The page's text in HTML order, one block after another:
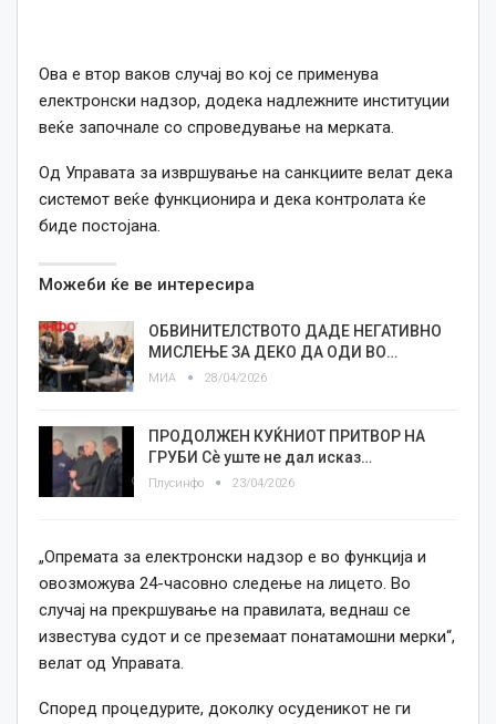
Ова е втор ваков случај во кој се применува
електронски надзор, додека надлежните институции
веќе започнале со спроведување на мерката.
Од Управата за извршување на санкциите велат дека
системот веќе функционира и дека контролата ќе
биде постојана.
Можеби ќе ве интересира
ОБВИНИТЕЛСТВОТО ДАДЕ НЕГАТИВНО
МИСЛЕЊЕ ЗА ДЕКО ДА ОДИ ВО…
МИА 28/04/2026
ПРОДОЛЖЕН КУЌНИОТ ПРИТВОР НА
ГРУБИ Сѐ уште не дал исказ…
Плусинфо 23/04/2026
„Опремата за електронски надзор е во функција и
овозможува 24-часовно следење на лицето. Во
случај на прекршување на правилата, веднаш се
известува судот и се преземаат понатамошни мерки“,
велат од Управата.
Според процедурите, доколку осуденикот не ги